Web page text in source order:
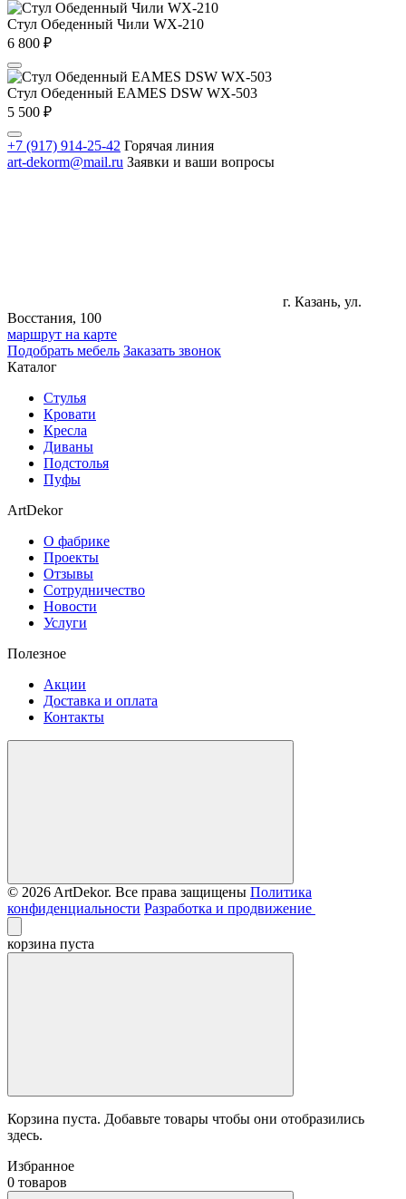
Стул Обеденный Чили WX-210
6 800 ₽
Стул Обеденный EAMES DSW WX-503
5 500 ₽
+7 (917) 914-25-42 Горячая линия
art-dekorm@mail.ru Заявки и ваши вопросы
г. Казань, ул.
Восстания, 100
маршрут на карте
Подобрать мебель Заказать звонок
Каталог
Стулья
Кровати
Кресла
Диваны
Подстолья
Пуфы
ArtDekor
О фабрике
Проекты
Отзывы
Сотрудничество
Новости
Услуги
Полезное
Акции
Доставка и оплата
Контакты
© 2026 ArtDekor. Все права защищены Политика
конфиденциальности Разработка и продвижение
корзина пуста
Корзина пуста. Добавьте товары чтобы они отобразились
здесь.
Избранное
0 товаров